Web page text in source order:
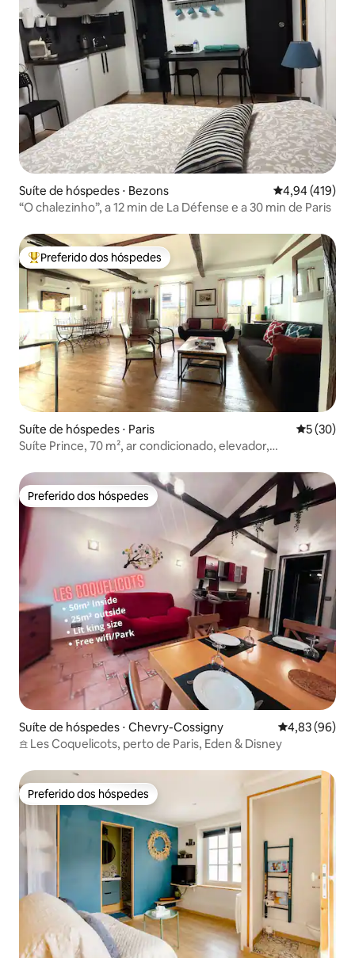
Suíte de hóspedes ⋅ Bezons 4,94 de uma
4,94 (419)
“O chalezinho”, a 12 min de La Défense e a 30 min de Paris
Entre os melhores preferidos dos hóspedes
Preferido dos hóspedes
Suíte de hóspedes ⋅ Paris 5 de uma
5 (30)
Suíte Prince, 70 m², ar condicionado, elevador,
Preferido dos hóspedes
Preferido dos hóspedes
Suíte de hóspedes ⋅ Chevry-Cossigny 4,83 de uma
4,83 (96)
𖠿 Les Coquelicots, perto de Paris, Eden & Disney
Preferido dos hóspedes
Preferido dos hóspedes